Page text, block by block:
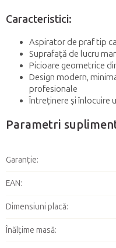
Caracteristici:
Aspirator de praf tip
Suprafață de lucru
Picioare geometrice
Design modern,
profesionale
Întreținere și înlocuire
Parametri
Garanţie:
EAN:
Dimensiuni placă:
Înălțime masă: